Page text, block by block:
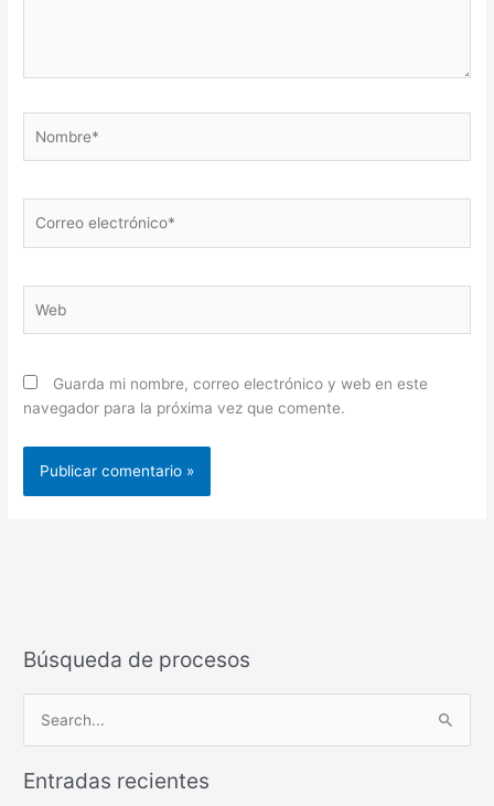
electrónico*
Guarda mi nombre, correo electrónico y web en este
navegador para la próxima vez que comente.
Búsqueda de procesos
s
Entradas recientes